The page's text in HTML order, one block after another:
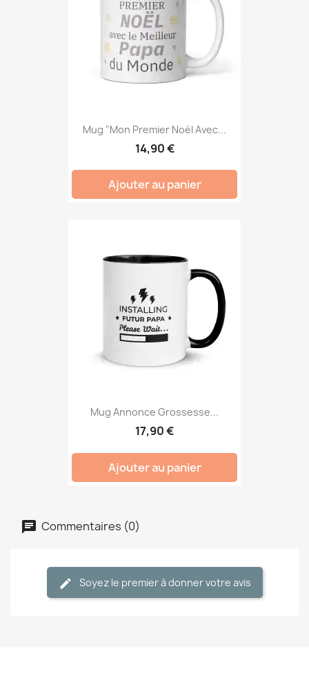
Mug "Mon Premier Noël Avec...
14,90 €
Ajouter au panier
Mug Annonce Grossesse...
17,90 €
Ajouter au panier
Commentaires (0)
Soyez le premier à donner votre avis